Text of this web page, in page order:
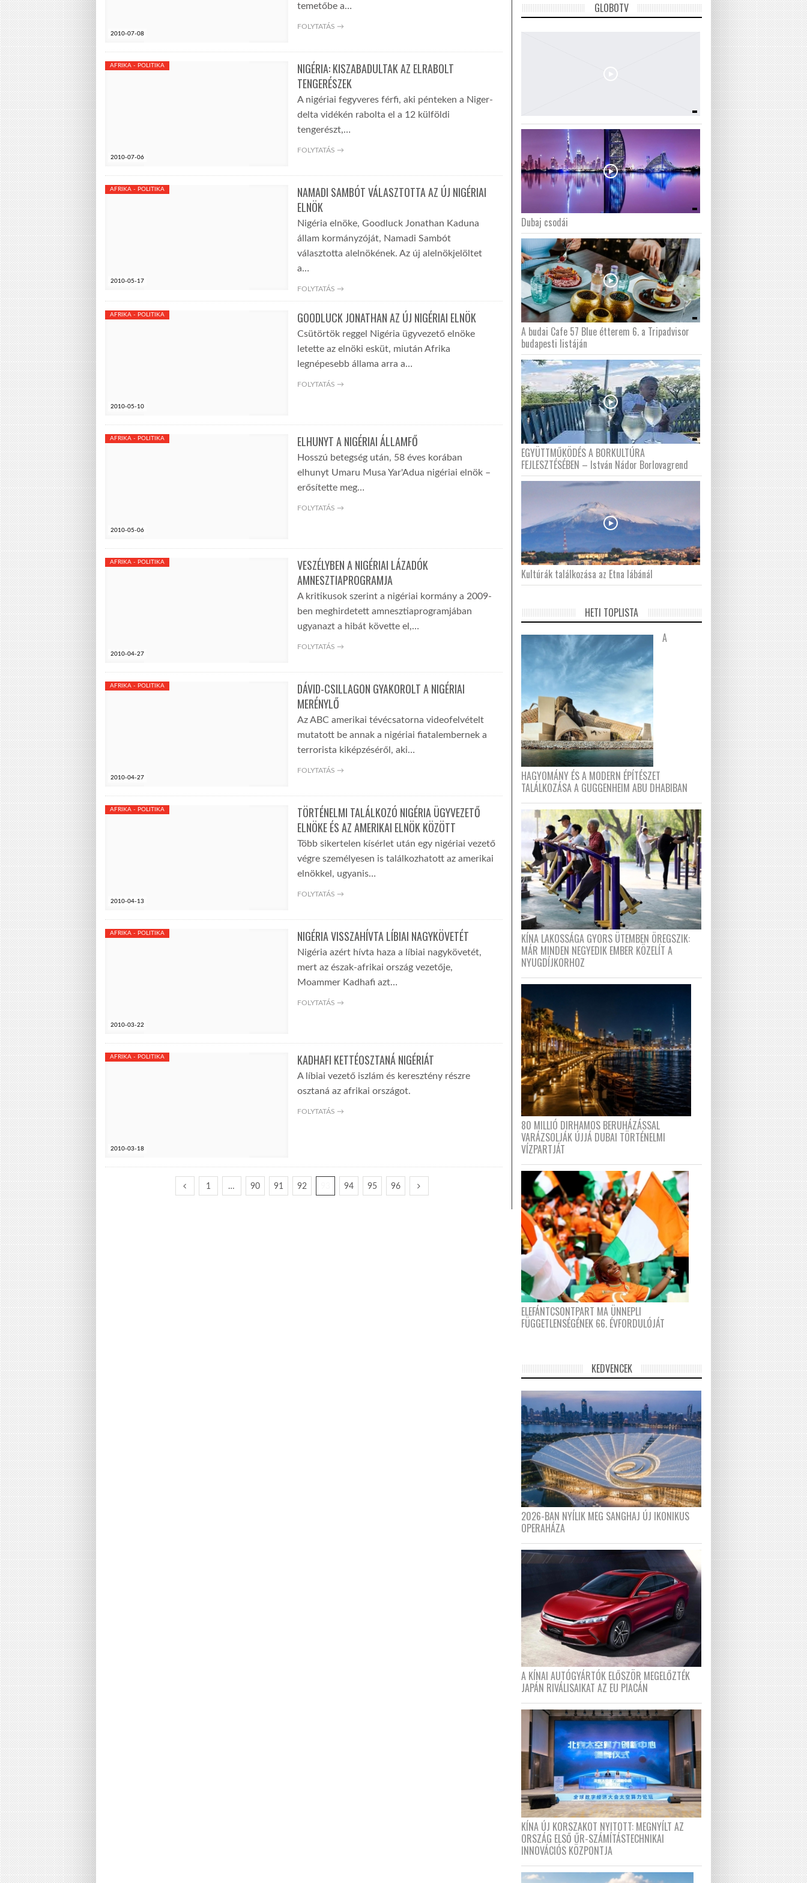
2010-07-08
temetőbe a…
FOLYTATÁS →
2010-07-06
AFRIKA - POLITIKA
NIGÉRIA: KISZABADULTAK AZ ELRABOLT
TENGERÉSZEK
A nigériai fegyveres férfi, aki pénteken a Niger-
delta vidékén rabolta el a 12 külföldi
tengerészt,…
FOLYTATÁS →
2010-05-17
AFRIKA - POLITIKA
NAMADI SAMBÓT VÁLASZTOTTA AZ ÚJ NIGÉRIAI
ELNÖK
Nigéria elnöke, Goodluck Jonathan Kaduna
állam kormányzóját, Namadi Sambót
választotta alelnökének. Az új alelnökjelöltet
a…
FOLYTATÁS →
2010-05-10
AFRIKA - POLITIKA GOODLUCK JONATHAN AZ ÚJ NIGÉRIAI ELNÖK
Csütörtök reggel Nigéria ügyvezető elnöke
letette az elnöki esküt, miután Afrika
legnépesebb állama arra a…
FOLYTATÁS →
2010-05-06
AFRIKA - POLITIKA ELHUNYT A NIGÉRIAI ÁLLAMFŐ
Hosszú betegség után, 58 éves korában
elhunyt Umaru Musa Yar'Adua nigériai elnök –
erősítette meg…
FOLYTATÁS →
2010-04-27
AFRIKA - POLITIKA
VESZÉLYBEN A NIGÉRIAI LÁZADÓK
AMNESZTIAPROGRAMJA
A kritikusok szerint a nigériai kormány a 2009-
ben meghirdetett amnesztiaprogramjában
ugyanazt a hibát követte el,…
FOLYTATÁS →
2010-04-27
AFRIKA - POLITIKA
DÁVID-CSILLAGON GYAKOROLT A NIGÉRIAI
MERÉNYLŐ
Az ABC amerikai tévécsatorna videofelvételt
mutatott be annak a nigériai fiatalembernek a
terrorista kiképzéséről, aki…
FOLYTATÁS →
2010-04-13
AFRIKA - POLITIKA
TÖRTÉNELMI TALÁLKOZÓ NIGÉRIA ÜGYVEZETŐ
ELNÖKE ÉS AZ AMERIKAI ELNÖK KÖZÖTT
Több sikertelen kísérlet után egy nigériai vezető
végre személyesen is találkozhatott az amerikai
elnökkel, ugyanis…
FOLYTATÁS →
2010-03-22
AFRIKA - POLITIKA NIGÉRIA VISSZAHÍVTA LÍBIAI NAGYKÖVETÉT
Nigéria azért hívta haza a líbiai nagykövetét,
mert az észak-afrikai ország vezetője,
Moammer Kadhafi azt…
FOLYTATÁS →
2010-03-18
AFRIKA - POLITIKA KADHAFI KETTÉOSZTANÁ NIGÉRIÁT
A líbiai vezető iszlám és keresztény részre
osztaná az afrikai országot.
FOLYTATÁS →
1 … 90 91 92 94 95 96
GLOBOTV
Dubaj csodái
A budai Cafe 57 Blue étterem 6. a Tripadvisor
budapesti listáján
EGYÜTTMŰKÖDÉS A BORKULTÚRA
FEJLESZTÉSÉBEN – István Nádor Borlovagrend
Kultúrák találkozása az Etna lábánál
HETI TOPLISTA
A
HAGYOMÁNY ÉS A MODERN ÉPÍTÉSZET
TALÁLKOZÁSA A GUGGENHEIM ABU DHABIBAN
KÍNA LAKOSSÁGA GYORS ÜTEMBEN ÖREGSZIK:
MÁR MINDEN NEGYEDIK EMBER KÖZELÍT A
NYUGDÍJKORHOZ
80 MILLIÓ DIRHAMOS BERUHÁZÁSSAL
VARÁZSOLJÁK ÚJJÁ DUBAI TÖRTÉNELMI
VÍZPARTJÁT
ELEFÁNTCSONTPART MA ÜNNEPLI
FÜGGETLENSÉGÉNEK 66. ÉVFORDULÓJÁT
KEDVENCEK
2026-BAN NYÍLIK MEG SANGHAJ ÚJ IKONIKUS
OPERAHÁZA
A KÍNAI AUTÓGYÁRTÓK ELŐSZÖR MEGELŐZTÉK
JAPÁN RIVÁLISAIKAT AZ EU PIACÁN
KÍNA ÚJ KORSZAKOT NYITOTT: MEGNYÍLT AZ
ORSZÁG ELSŐ ŰR-SZÁMÍTÁSTECHNIKAI
INNOVÁCIÓS KÖZPONTJA